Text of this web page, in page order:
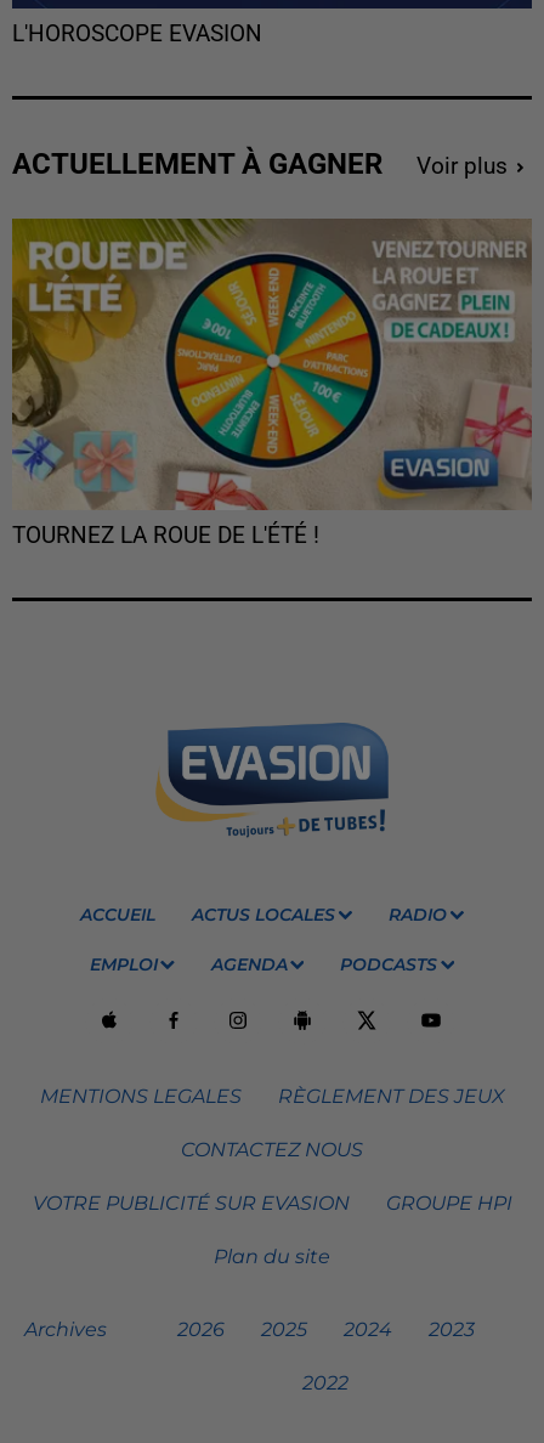
L'HOROSCOPE EVASION
ACTUELLEMENT À GAGNER Voir plus
TOURNEZ LA ROUE DE L'ÉTÉ !
ACCUEIL ACTUS LOCALES RADIO
EMPLOI AGENDA PODCASTS
MENTIONS LEGALES RÈGLEMENT DES JEUX
CONTACTEZ NOUS
VOTRE PUBLICITÉ SUR EVASION GROUPE HPI
Plan du site
Archives 2026 2025 2024 2023
2022